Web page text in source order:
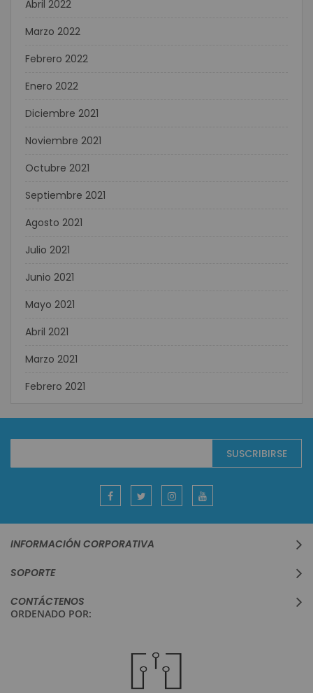
Abril 2022
Marzo 2022
Febrero 2022
Enero 2022
Diciembre 2021
Noviembre 2021
Octubre 2021
Septiembre 2021
Agosto 2021
Julio 2021
Junio 2021
Mayo 2021
Abril 2021
Marzo 2021
Febrero 2021
boletín
SUSCRIBIRSE
INFORMACIÓN CORPORATIVA
SOPORTE
CONTÁCTENOS
ORDENADO POR: